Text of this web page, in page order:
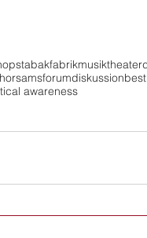
tabakfabrikmusiktheater
forumdiskussion
awareness